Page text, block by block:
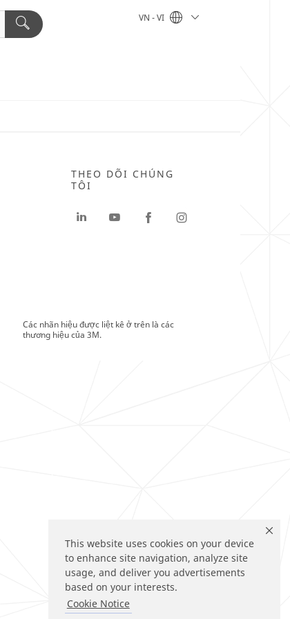
This website uses cookies on your device
to enhance site navigation, analyze site
usage, and deliver you advertisements
based on your interests.
Cookie Notice
VN - VI
THEO DÕI CHÚNG
TÔI
Các nhãn hiệu được liệt kê ở trên là các
thương hiệu của 3M.